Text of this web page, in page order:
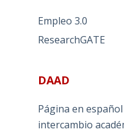
Empleo 3.0
ResearchGATE
DAAD
Página en
intercambio